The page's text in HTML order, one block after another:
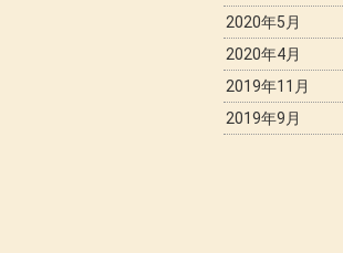
2020年5月
2020年4月
2019年11月
2019年9月